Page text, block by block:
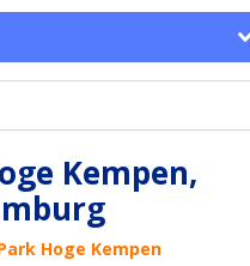
Kempen,
Hoge Kempen